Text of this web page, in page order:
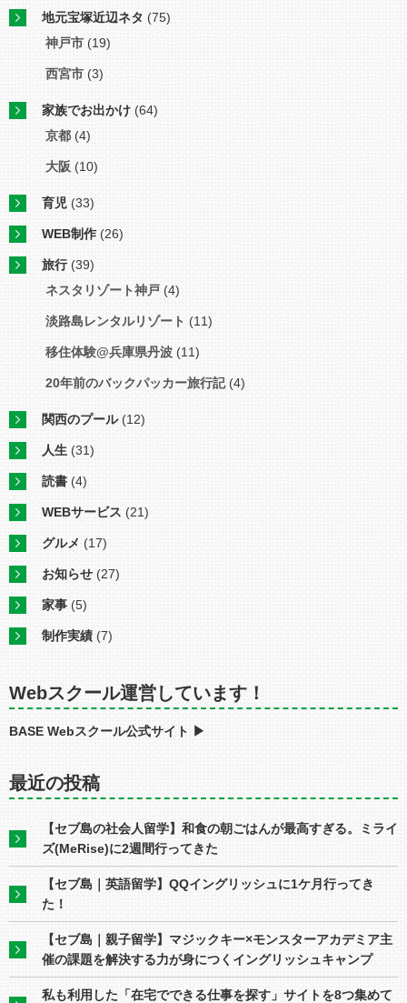
地元宝塚近辺ネタ (75)
神戸市 (19)
西宮市 (3)
家族でお出かけ (64)
京都 (4)
大阪 (10)
育児 (33)
WEB制作(26)
旅行(39)
ネスタリゾート神戸 (4)
淡路島レンタルリゾート (11)
移住体験@兵庫県丹波 (11)
20年前のバックパッカー旅行記(4)
関西のプール(12)
人生 (31)
読書 (4)
WEBサービス (21)
グルメ (17)
お知らせ (27)
家事 (5)
制作実績 (7)
Webスクール運営しています！
BASE Webスクール公式サイト ▶︎
最近の投稿
【セブ島の社会人留学】和食の朝ごはんが最高すぎる。ミライ
ズ(MeRise)に2週間行ってきた
【セブ島｜英語留学】QQイングリッシュに1ケ月行ってき
た！
【セブ島｜親子留学】マジックキー×モンスターアカデミア主
催の課題を解決する力が身につくイングリッシュキャンプ
私も利用した「在宅でできる仕事を探す」サイトを8つ集めて